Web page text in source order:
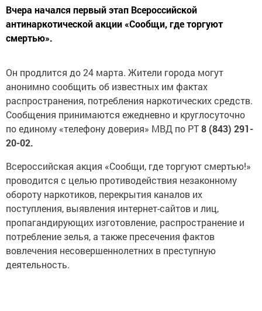
Вчера начался первый этап Всероссийской
антинаркотической акции «Сообщи, где торгуют
смертью».
Он продлится до 24 марта. Жители города могут
анонимно сообщить об известных им фактах
распространения, потребления наркотических средств.
Сообщения принимаются ежедневно и круглосуточно
по единому «телефону доверия» МВД по РТ8 (843) 291-
20-02.
Всероссийская акция «Сообщи, где торгуют смертью!»
проводится с целью противодействия незаконному
обороту наркотиков, перекрытия каналов их
поступления, выявления интернет-сайтов и лиц,
пропагандирующих изготовление, распространение и
потребление зелья, а также пресечения фактов
вовлечения несовершеннолетних в преступную
деятельность.